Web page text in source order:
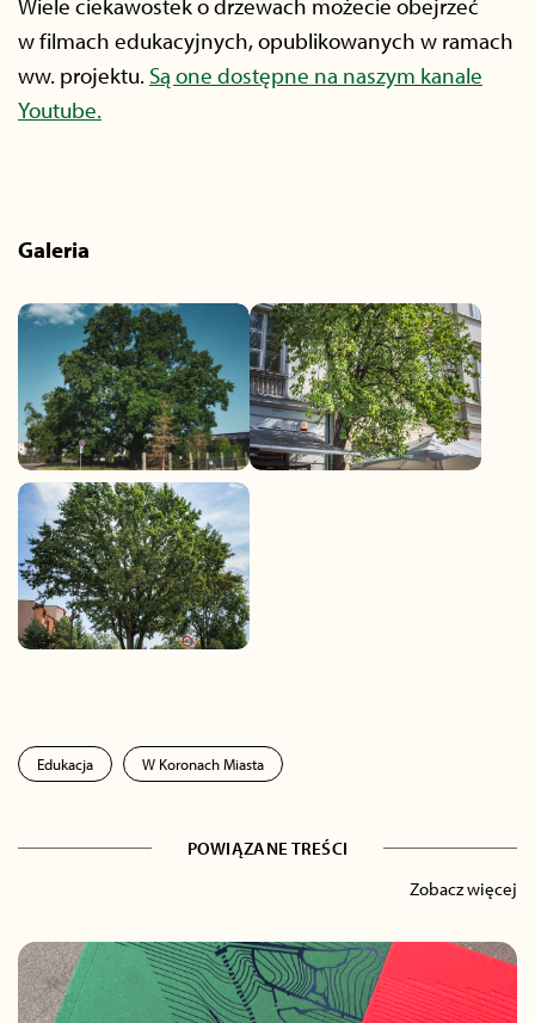
Wiele ciekawostek o drzewach możecie obejrzeć
w filmach edukacyjnych, opublikowanych w ramach
ww. projektu. Są one dostępne na naszym kanale
Youtube.
Galeria
Edukacja W Koronach Miasta
POWIĄZANE TREŚCI
Zobacz więcej